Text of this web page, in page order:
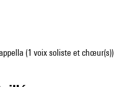
(1 voix soliste et chœur(s))